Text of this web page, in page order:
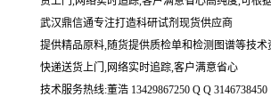
武汉鼎信通专注打造科研试剂现货供应商
提供精品原料,随货提供质检单和检测图谱等技术
快递送货上门,网络实时追踪,客户满意省心
技术服务热线:董浩 13429867250 Q Q 3146738450